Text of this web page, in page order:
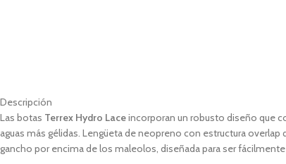
Descripción
Las botas Terrex Hydro Laceincorporan un robusto diseño que
aguas más gélidas. Lengüeta de neopreno con estructura
gancho por encima de los maleolos, diseñada para ser